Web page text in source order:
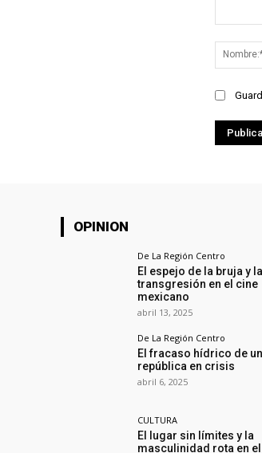
OPINION
De La Región Centro
El espejo de la bruja y la
transgresión en el cine
mexicano
abril 13, 2025
De La Región Centro
El fracaso hídrico de
república en crisis
abril 6, 2025
CULTURA
El lugar sin límites y la
masculinidad rota en el